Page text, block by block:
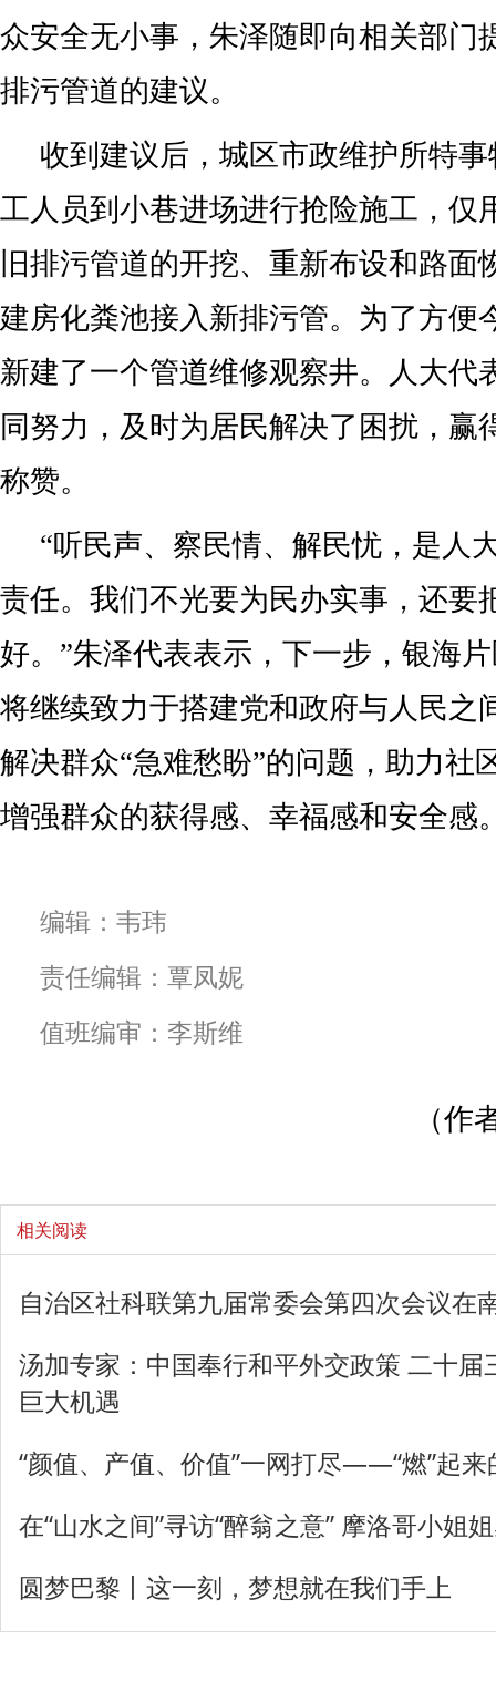
众安全无小事，朱泽随即向相关部门
排污管道的建议。
收到建议后，城区市政维护所特
工人员到小巷进场进行抢险施工，仅
旧排污管道的开挖、重新布设和路面
建房化粪池接入新排污管。为了方便
新建了一个管道维修观察井。人大代
同努力，及时为居民解决了困扰，赢
称赞。
“听民声、察民情、解民忧，是人
责任。我们不光要为民办实事，还要
好。”朱泽代表表示，下一步，银海
将继续致力于搭建党和政府与人民之
解决群众“急难愁盼”的问题，助力社
增强群众的获得感、幸福感和安全感
编辑：韦玮
责任编辑：覃凤妮
值班编审：李斯维
（作
相关阅读
自治区社科联第九届常委会第四次会议在
汤加专家：中国奉行和平外交政策 二十届
巨大机遇
“颜值、产值、价值”一网打尽——“燃”起
在“山水之间”寻访“醉翁之意” 摩洛哥小姐
圆梦巴黎丨这一刻，梦想就在我们手上